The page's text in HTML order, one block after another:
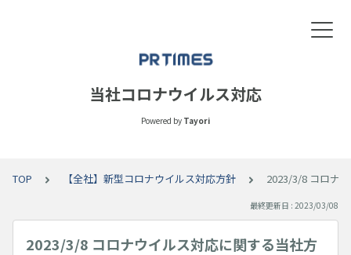
当社コロナウイルス対応
Powered by Tayori
TOP 【全社】新型コロナウイルス対応方針 2023/3/8 コロナ
最終更新日 : 2023/03/08
2023/3/8 コロナウイルス対応に関する当社方